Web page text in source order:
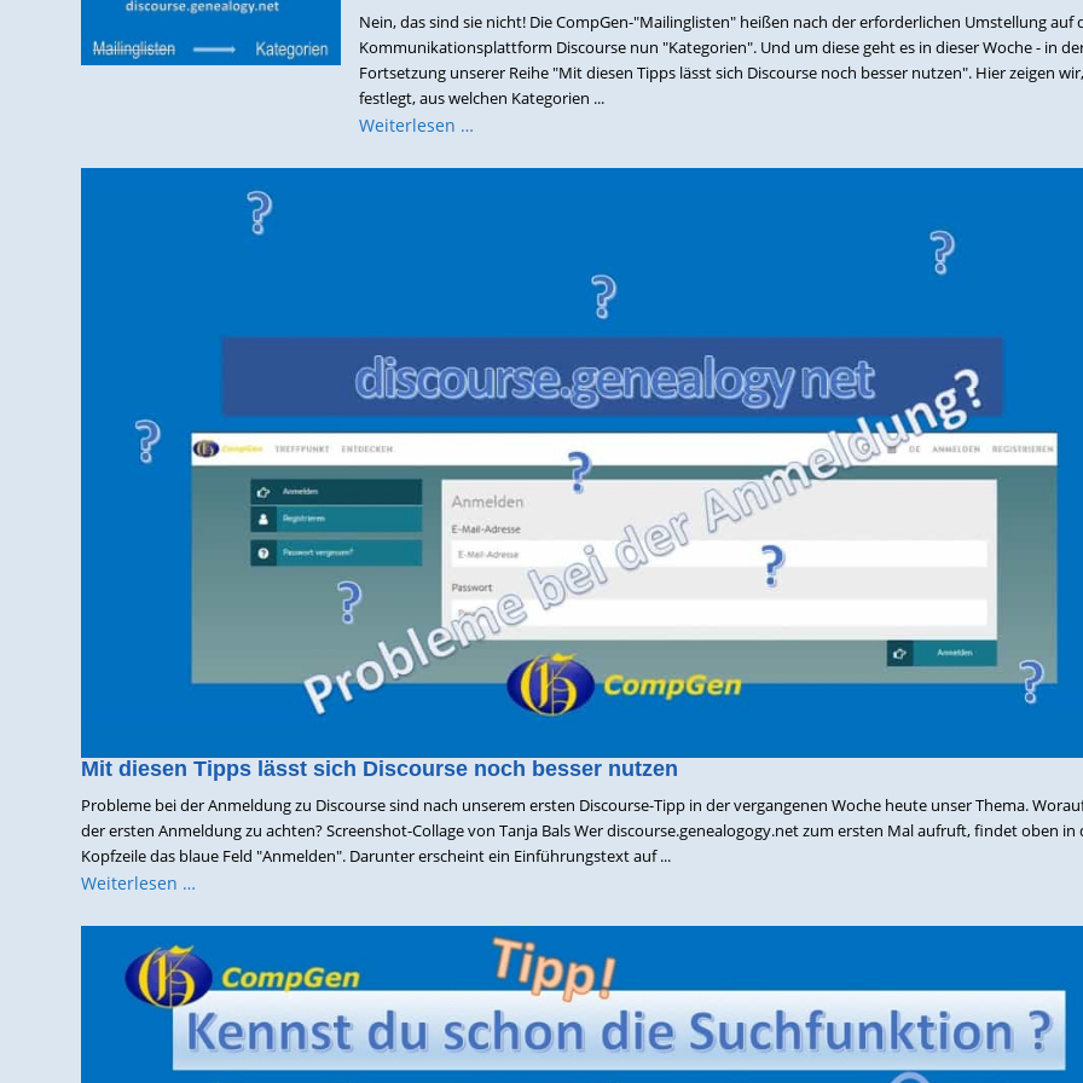
Nein, das sind sie nicht! Die CompGen-"Mailinglisten" heißen nach der erforderlichen Umstellung auf
Kommunikationsplattform Discourse nun "Kategorien". Und um diese geht es in dieser Woche - in
Fortsetzung unserer Reihe "Mit diesen Tipps lässt sich Discourse noch besser nutzen". Hier zeigen
festlegt, aus welchen Kategorien ...
Weiterlesen …
Mit diesen Tipps lässt sich Discourse noch besser nutzen
Probleme bei der Anmeldung zu Discourse sind nach unserem ersten Discourse-Tipp in der vergangenen Woche heute unser Thema.
der ersten Anmeldung zu achten? Screenshot-Collage von Tanja Bals Wer discourse.genealogogy.net zum ersten Mal aufruft, findet oben in
Kopfzeile das blaue Feld "Anmelden". Darunter erscheint ein Einführungstext auf ...
Weiterlesen …